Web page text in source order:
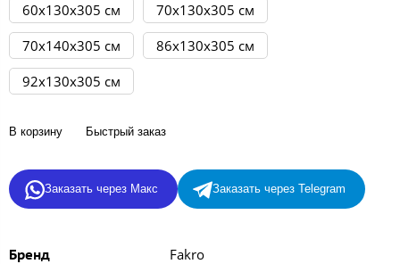
60х130х305 см
70х130х305 см
70х140х305 см
86х130х305 см
92х130х305 см
В корзину Быстрый заказ
Заказать через Макс Заказать через Telegram
Бренд Fakro